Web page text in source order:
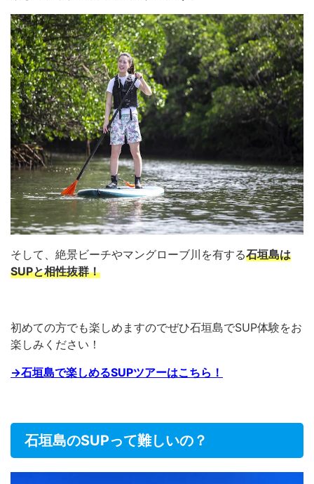
そして、絶景ビーチやマングローブ川を有する石垣島は
SUPと相性抜群！
初めての方でも楽しめますのでぜひ石垣島でSUP体験をお
楽しみください！
→石垣島で楽しめるSUPツアーはこちら！
石垣島のSUPって難しいの？